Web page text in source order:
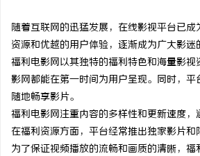
随着互联网的迅猛发展，在线影视平台已
资源和优越的用户体验，逐渐成为广大影迷
福利电影网以其独特的福利特色和海量影
影网都能在第一时间为用户呈现。同时，
随地畅享影片。
福利电影网注重内容的多样性和更新速度
在福利资源方面，平台经常推出独家影片
为了保证视频播放的流畅和画质的清晰，